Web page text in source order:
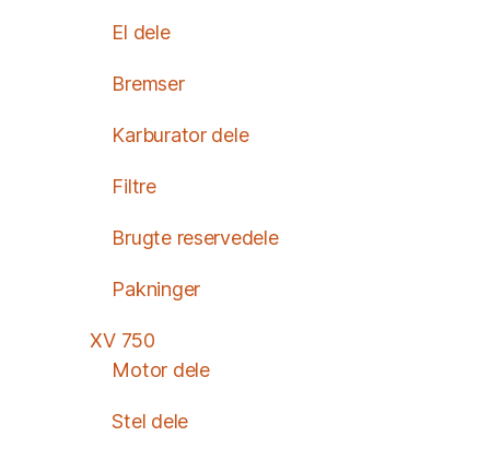
El dele
Bremser
Karburator dele
Filtre
Brugte reservedele
Pakninger
XV 750
Motor dele
Stel dele